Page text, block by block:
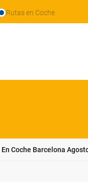
Rutas en Coche
En Coche Barcelona